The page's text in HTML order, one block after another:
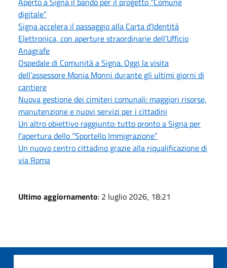
digitale”
Signa accelera il passaggio alla Carta d’Identità
Elettronica, con aperture straordinarie dell’Ufficio
Anagrafe
Ospedale di Comunità a Signa. Oggi la visita
dell’assessore Monia Monni durante gli ultimi giorni di
cantiere
Nuova gestione dei cimiteri comunali: maggiori risorse,
manutenzione e nuovi servizi per i cittadini
Un altro obiettivo raggiunto: tutto pronto a Signa per
l’apertura dello “Sportello Immigrazione”
Un nuovo centro cittadino grazie alla riqualificazione di
via Roma
Ultimo aggiornamento: 2 luglio 2026, 18:21